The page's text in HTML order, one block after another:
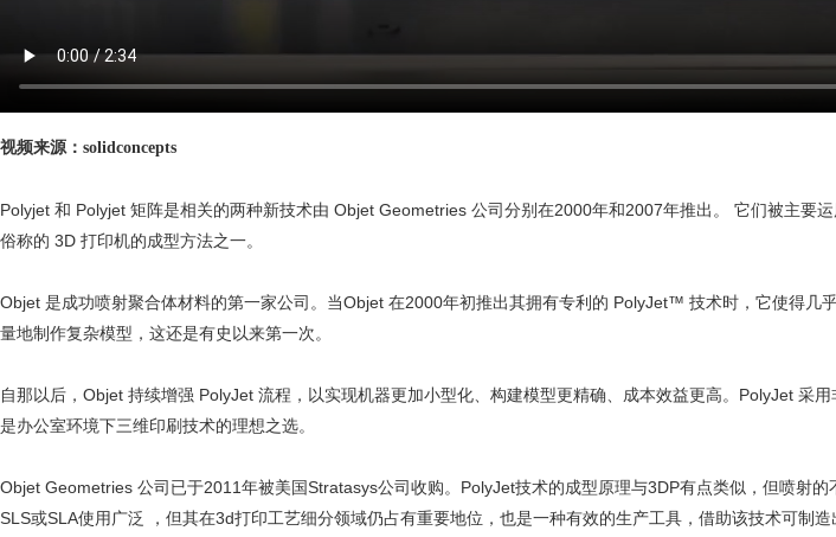
视频来源：solidconcepts
Polyjet 和 Polyjet 矩阵是相关的两种新技术由 Objet Geometries 公司分别在2000年和2007年推出。 它们被主要
俗称的 3D 打印机的成型方法之一。
Objet 是成功喷射聚合体材料的第一家公司。当Objet 在2000年初推出其拥有专利的 PolyJet™ 技术时，它使得几
量地制作复杂模型，这还是有史以来第一次。
自那以后，Objet 持续增强 PolyJet 流程，以实现机器更加小型化、构建模型更精确、成本效益更高。PolyJet 采用
是办公室环境下三维印刷技术的理想之选。
Objet Geometries 公司已于2011年被美国Stratasys公司收购。PolyJet技术的成型原理与3DP有点类似，但喷射
SLS或SLA使用广泛 ，但其在3d打印工艺细分领域仍占有重要地位，也是一种有效的生产工具，借助该技术可制